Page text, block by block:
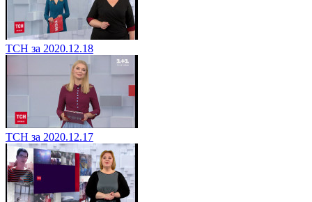
ТСН за 2020.12.18
ТСН за 2020.12.17